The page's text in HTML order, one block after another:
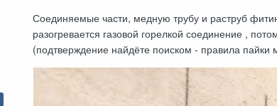
Соединяемые части, медную трубу и раструб
разогревается газовой горелкой соединение ,
(подтверждение найдёте поиском - правила пайки